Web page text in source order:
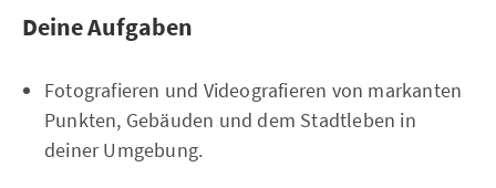
Deine Aufgaben
Fotografieren und Videografieren von markanten
Punkten, Gebäuden und dem Stadtleben in
deiner Umgebung.